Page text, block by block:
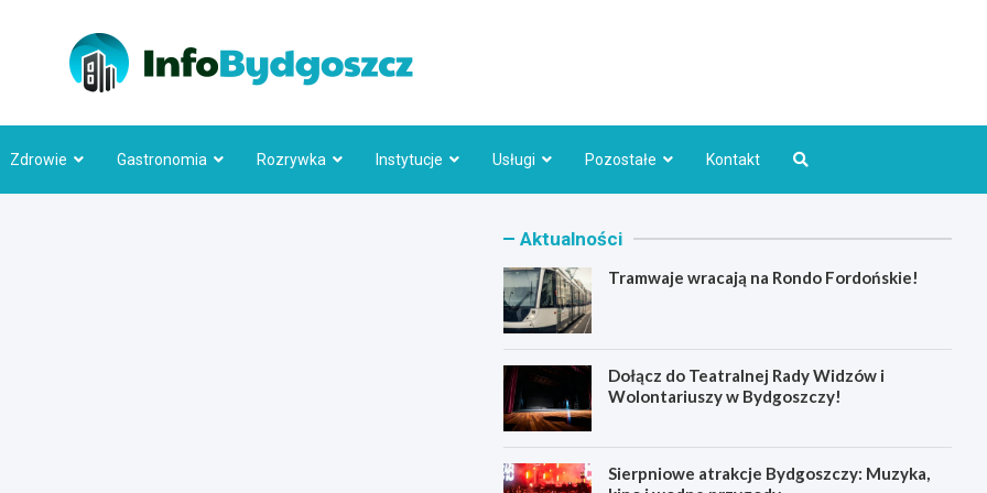
Zdrowie Gastronomia Rozrywka Instytucje Usługi Pozostałe Kontakt
Aktualności
Tramwaje wracają na Rondo Fordońskie!
Dołącz do Teatralnej Rady Widzów i
Wolontariuszy w Bydgoszczy!
Sierpniowe atrakcje Bydgoszczy: Muzyka,